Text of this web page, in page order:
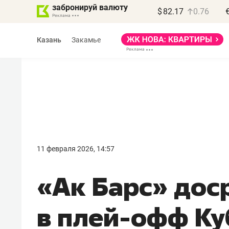
забронируй валюту $ 82.17 0.76
Казань Закамье
11 февраля 2026, 14:57
«Ак Барс»
в плей-офф
правил, бизнес может
потерять минимум
полгода»